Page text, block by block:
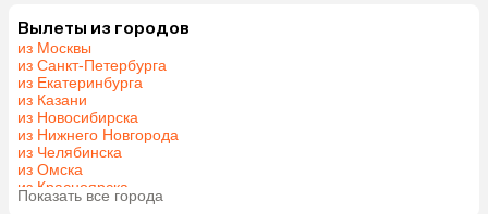
Саудовская Аравия
Вылеты из городов
из Москвы
из Санкт-Петербурга
из Екатеринбурга
из Казани
из Новосибирска
из Нижнего Новгорода
из Челябинска
из Омска
из Красноярска
из Волгограда
Показать все города